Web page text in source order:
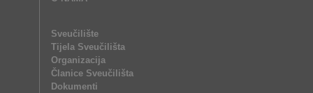
Sveučilište
Tijela Sveučilišta
Organizacija
Članice Sveučilišta
Dokumenti